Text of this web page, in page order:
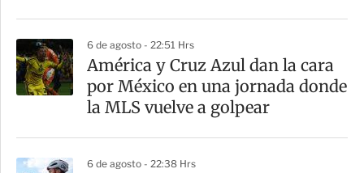
6 de agosto - 22:51 Hrs
América y Cruz Azul dan la cara
por México en una jornada donde
la MLS vuelve a golpear
6 de agosto - 22:38 Hrs